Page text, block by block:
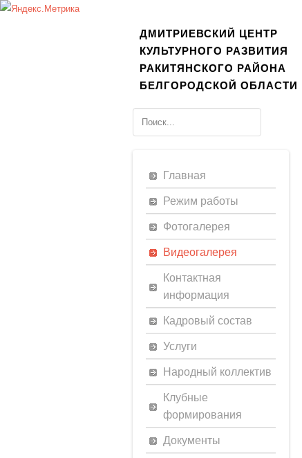
ДМИТРИЕВСКИЙ ЦЕНТР
КУЛЬТУРНОГО РАЗВИТИЯ
РАКИТЯНСКОГО РАЙОНА
БЕЛГОРОДСКОЙ ОБЛАСТИ
Главная
Режим работы
Фотогалерея
Видеогалерея
Контактная
информация
Кадровый состав
Услуги
Народный коллектив
Клубные
формирования
Документы